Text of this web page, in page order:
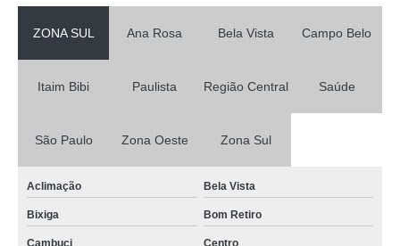
ZONA SUL Ana Rosa Bela Vista Campo Belo
Itaim Bibi Paulista Região Central Saúde
São Paulo Zona Oeste Zona Sul
Aclimação Bela Vista
Bixiga Bom Retiro
Cambuci Centro